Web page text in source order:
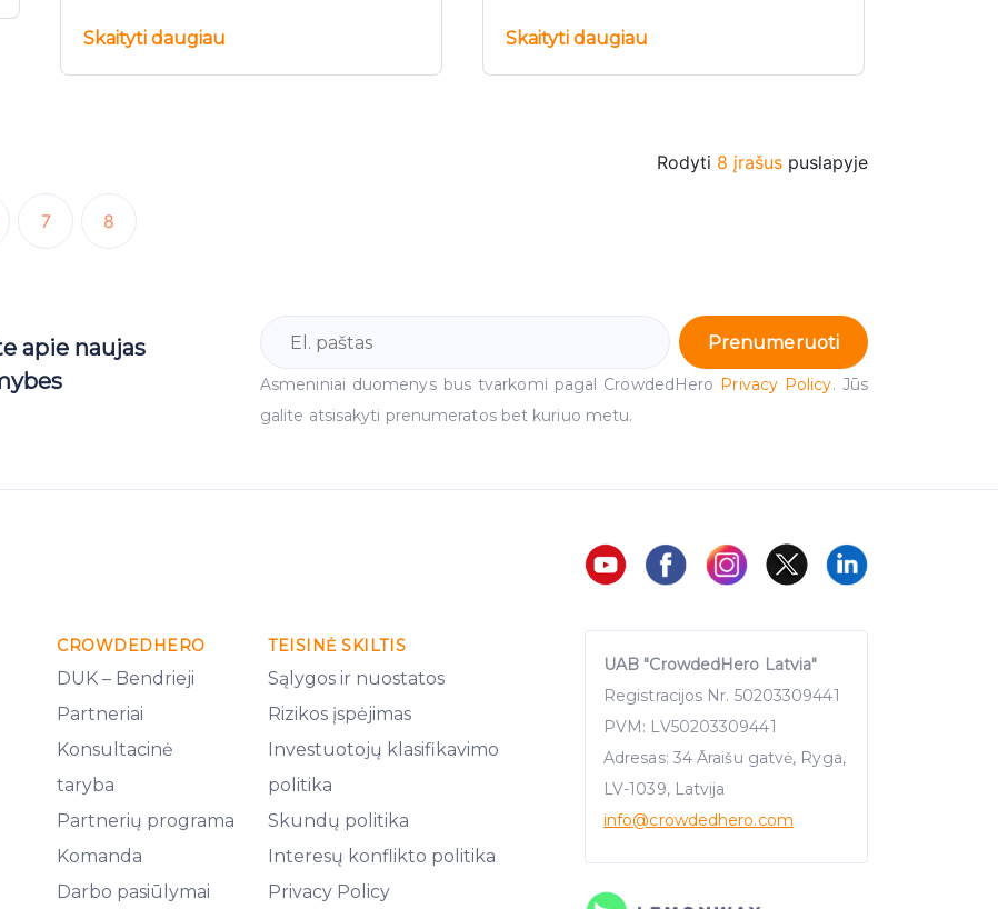
Skaityti daugiau Skaityti daugiau
Rodyti 8 įrašus puslapyje
7 8
apie naujas
Prenumeruoti
Asmeniniai duomenys bus tvarkomi pagal CrowdedHero Privacy Policy. Jūs
galite atsisakyti prenumeratos bet kuriuo metu.
CROWDEDHERO
DUK – Bendrieji
Partneriai
Konsultacinė
taryba
Partnerių programa
Komanda
Darbo pasiūlymai
TEISINĖ SKILTIS
Sąlygos ir nuostatos
Rizikos įspėjimas
Investuotojų klasifikavimo
politika
Skundų politika
Interesų konflikto politika
Privacy Policy
UAB "CrowdedHero Latvia"
Registracijos Nr. 50203309441
PVM: LV50203309441
Adresas: 34 Āraišu gatvė, Ryga,
LV-1039, Latvija
info@crowdedhero.com